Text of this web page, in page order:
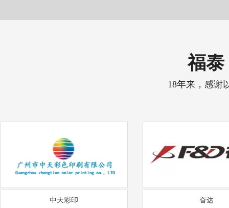
福泰
18年来，感谢
中天彩印 奋达